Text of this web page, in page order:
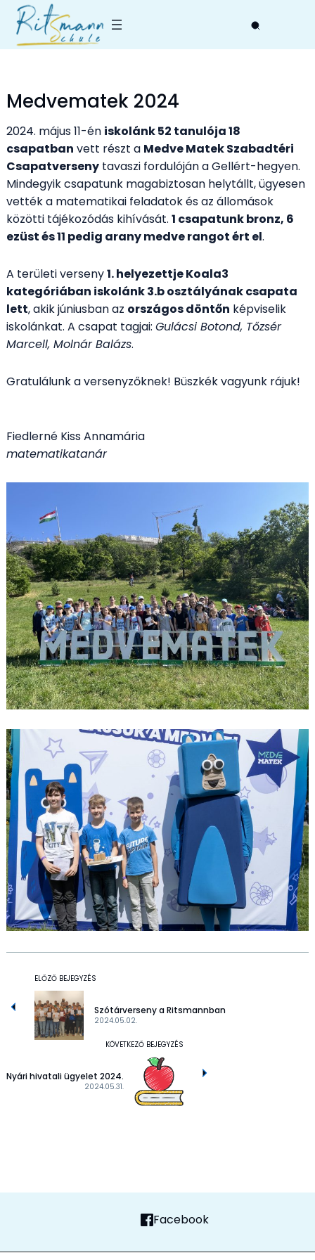
Skip
content
Medvematek 2024
2024. május 11-én iskolánk 52 tanulója 18
csapatban vett részt a Medve Matek Szabadtéri
Csapatversenytavaszi fordulóján a Gellért-hegyen.
Mindegyik csapatunk magabiztosan helytállt, ügyesen
vették a matematikai feladatok és az állomások
közötti tájékozódás kihívását. 1 csapatunk bronz, 6
ezüst és 11 pedig arany medve rangot ért el.
A területi verseny1. helyezettje Koala3
kategóriában iskolánk 3.b osztályának csapata
lett, akik júniusban az országos döntőn képviselik
iskolánkat. A csapat tagjai: Gulácsi Botond, Tőzsér
Marcell, Molnár Balázs.
Gratulálunk a versenyzőknek! Büszkék vagyunk rájuk!
Fiedlerné Kiss Annamária
matematikatanár
ELŐZŐ BEJEGYZÉS
2024.05.02.
Szótárverseny a Ritsmannban
KÖVETKEZŐ BEJEGYZÉS
2024.05.31.
Nyári hivatali ügyelet 2024.
Facebook